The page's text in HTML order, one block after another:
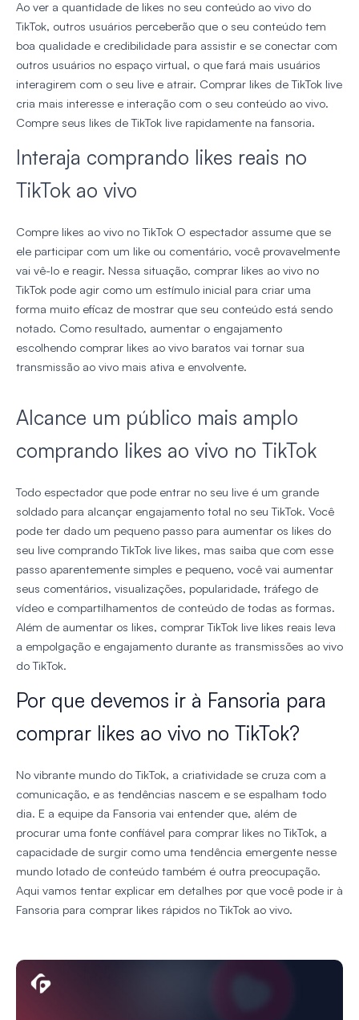
Ao ver a quantidade de likes no seu conteúdo ao vivo do
TikTok, outros usuários perceberão que o seu conteúdo tem
boa qualidade e credibilidade para assistir e se conectar com
outros usuários no espaço virtual, o que fará mais usuários
interagirem com o seu live e atrair. Comprar likes de TikTok live
cria mais interesse e interação com o seu conteúdo ao vivo.
Compre seus likes de TikTok live rapidamente na fansoria.
Interaja comprando likes reais no
TikTok ao vivo
Compre likes ao vivo no TikTok O espectador assume que se
ele participar com um like ou comentário, você provavelmente
vai vê-lo e reagir. Nessa situação, comprar likes ao vivo no
TikTok pode agir como um estímulo inicial para criar uma
forma muito eficaz de mostrar que seu conteúdo está sendo
notado. Como resultado, aumentar o engajamento
escolhendo comprar likes ao vivo baratos vai tornar sua
transmissão ao vivo mais ativa e envolvente.
Alcance um público mais amplo
comprando likes ao vivo no TikTok
Todo espectador que pode entrar no seu live é um grande
soldado para alcançar engajamento total no seu TikTok. Você
pode ter dado um pequeno passo para aumentar os likes do
seu live comprando TikTok live likes, mas saiba que com esse
passo aparentemente simples e pequeno, você vai aumentar
seus comentários, visualizações, popularidade, tráfego de
vídeo e compartilhamentos de conteúdo de todas as formas.
Além de aumentar os likes, comprar TikTok live likes reais leva
a empolgação e engajamento durante as transmissões ao vivo
do TikTok.
Por que devemos ir à Fansoria para
comprar likes ao vivo no TikTok?
No vibrante mundo do TikTok, a criatividade se cruza com a
comunicação, e as tendências nascem e se espalham todo
dia. E a equipe da Fansoria vai entender que, além de
procurar uma fonte confiável para comprar likes no TikTok, a
capacidade de surgir como uma tendência emergente nesse
mundo lotado de conteúdo também é outra preocupação.
Aqui vamos tentar explicar em detalhes por que você pode ir à
Fansoria para comprar likes rápidos no TikTok ao vivo.